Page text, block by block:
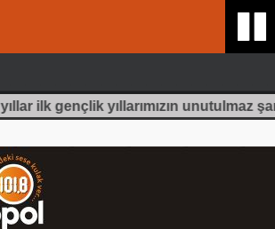
ilk gençlik yıllarımızın unutulmaz